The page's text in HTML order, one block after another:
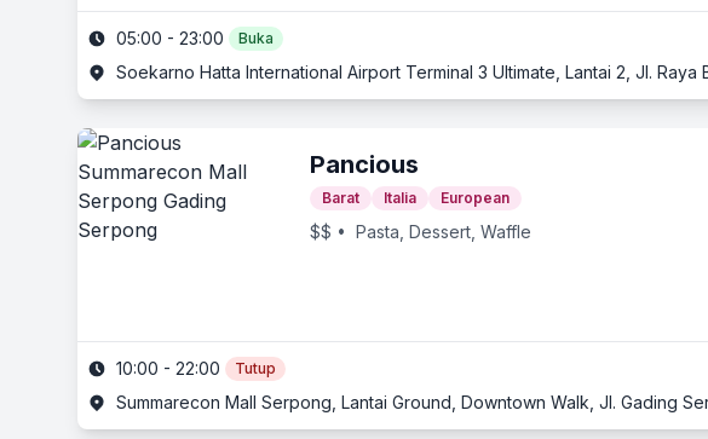
05:00 - 23:00 Buka
Soekarno Hatta International Airport Terminal 3 Ultimate, Lantai 2, Jl.
Pancious
Barat Italia European
$$ • Pasta, Dessert, Waffle
10:00 - 22:00 Tutup